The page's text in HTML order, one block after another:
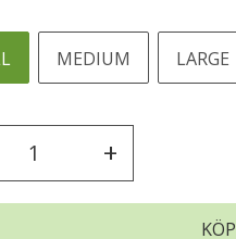
MEDIUM LARGE
+
KÖP